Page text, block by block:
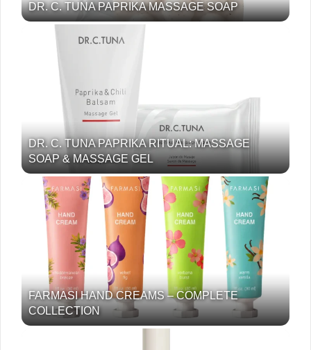
DR. C. TUNA PAPRIKA MASSAGE SOAP
DR. C. TUNA PAPRIKA RITUAL: MASSAGE
SOAP & MASSAGE GEL
FARMASI HAND CREAMS – COMPLETE
COLLECTION